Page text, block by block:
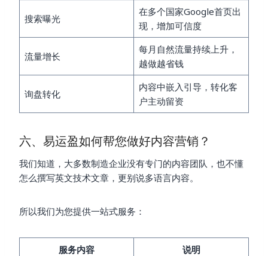
搜索曝光
在多个国家Google首页出
现，增加可信度
流量增长
每月自然流量持续上升，
越做越省钱
询盘转化
内容中嵌入引导，转化客
户主动留资
六、易运盈如何帮您做好内容营销？
我们知道，大多数制造企业没有专门的内容团队，也不懂
怎么撰写英文技术文章，更别说多语言内容。
所以我们为您提供一站式服务：
服务内容 说明